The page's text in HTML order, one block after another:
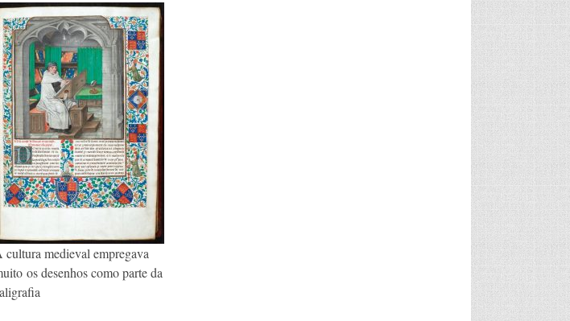
cultura medieval empregava
os desenhos como parte da